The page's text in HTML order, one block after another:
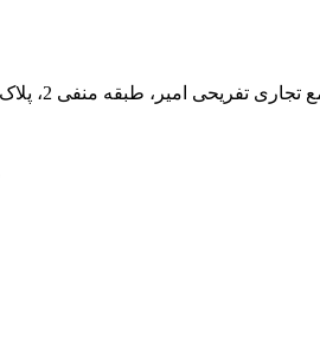
امیر، طبقه منفی 2، پلاک 24، احسان مارکت